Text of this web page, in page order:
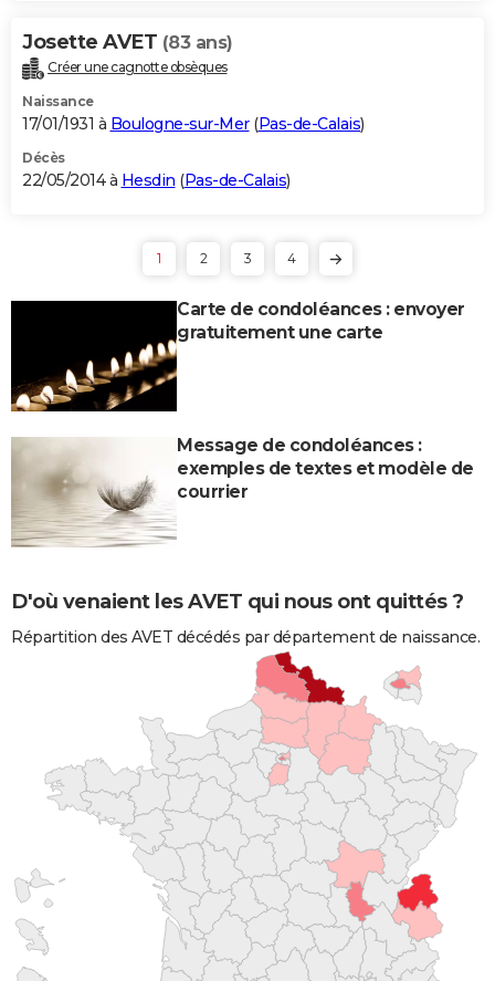
Josette AVET (83 ans)
Créer une cagnotte obsèques
Naissance
17/01/1931 à Boulogne-sur-Mer(Pas-de-Calais)
Décès
22/05/2014 à Hesdin (Pas-de-Calais)
1 2 3 4
Carte de condoléances : envoyer
gratuitement une carte
Message de condoléances :
exemples de textes et modèle de
courrier
D'où venaient les AVET qui nous ont quittés ?
Répartition des AVET décédés par département de naissance.